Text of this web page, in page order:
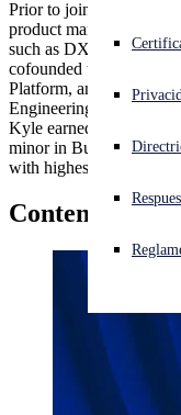
¿Está sufriendo un
Iniciar sesión
Open search
Español Open language
Prior to joining
product management,
such as DXC
cofounded two
Platform, and Code
Engineering
Kyle earned a Bachelor
minor in Business from
with highest honors.
Contenido por